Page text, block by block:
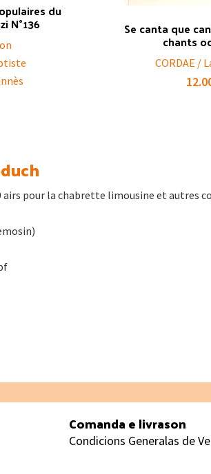
du
N°136 Se canta que
chants
CORDAE /
pour la chabrette limousine et autres
Comanda e livrason
Condicions Generalas de